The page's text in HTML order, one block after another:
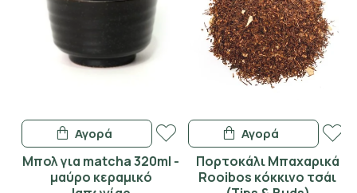
Μπολ για matcha 320ml -
μαύρο κεραμικό
Αγορά
Πορτοκάλι Μπαχαρικά
Rooibos κόκκινο τσάι
Αγορά